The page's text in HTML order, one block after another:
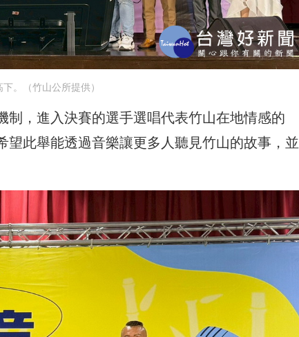
。（竹山公所提供）
，進入決賽的選手選唱代表竹山在地情感的
望此舉能透過音樂讓更多人聽見竹山的故事，並